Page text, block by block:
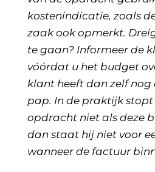
kostenindicatie, zoals
zaak ook opmerkt.
te gaan? Informeer de
vóórdat u het budget
klant heeft dan zelf nog
pap. In de praktijk
opdracht niet als deze
dan staat hij niet voor
wanneer de factuur